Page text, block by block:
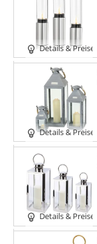
Details & Preise
Details & Preise
Details & Preise